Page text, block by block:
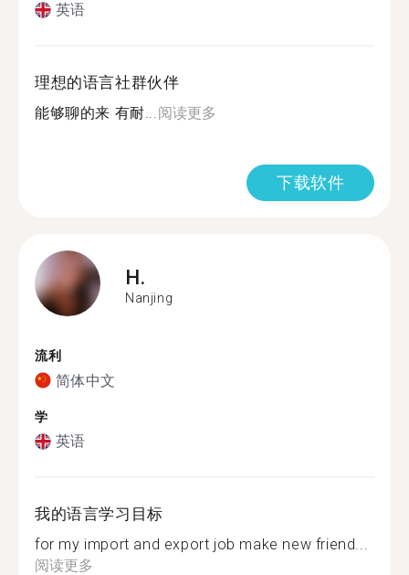
英语
理想的语言社群伙伴
能够聊的来 有耐...阅读更多
下载软件
H.
Nanjing
流利
简体中文
学
英语
我的语言学习目标
for my import and export job make new friend...
阅读更多